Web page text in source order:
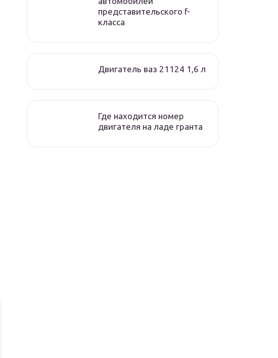
представительского f-
класса
Двигатель ваз 21124 1,6 л
Где находится номер
двигателя на ладе гранта